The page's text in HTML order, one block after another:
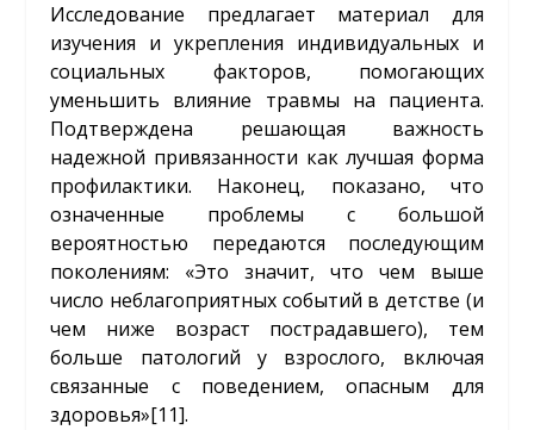
Исследование предлагает материал для
изучения и укрепления индивидуальных и
социальных факторов, помогающих
уменьшить влияние травмы на пациента.
Подтверждена решающая важность
надежной привязанности как лучшая форма
профилактики. Наконец, показано, что
означенные проблемы с большой
вероятностью передаются последующим
поколениям: «Это значит, что чем выше
число неблагоприятных событий в детстве (и
чем ниже возраст пострадавшего), тем
больше патологий у взрослого, включая
связанные с поведением, опасным для
здоровья»[11].